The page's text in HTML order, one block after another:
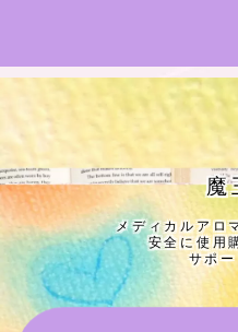
公式ウェブサイト『
Cジャスミン瑠璃地楽の
プロフィール
アロマハーブアンケート
魔
メディカルアロ
安全に使用
サポ